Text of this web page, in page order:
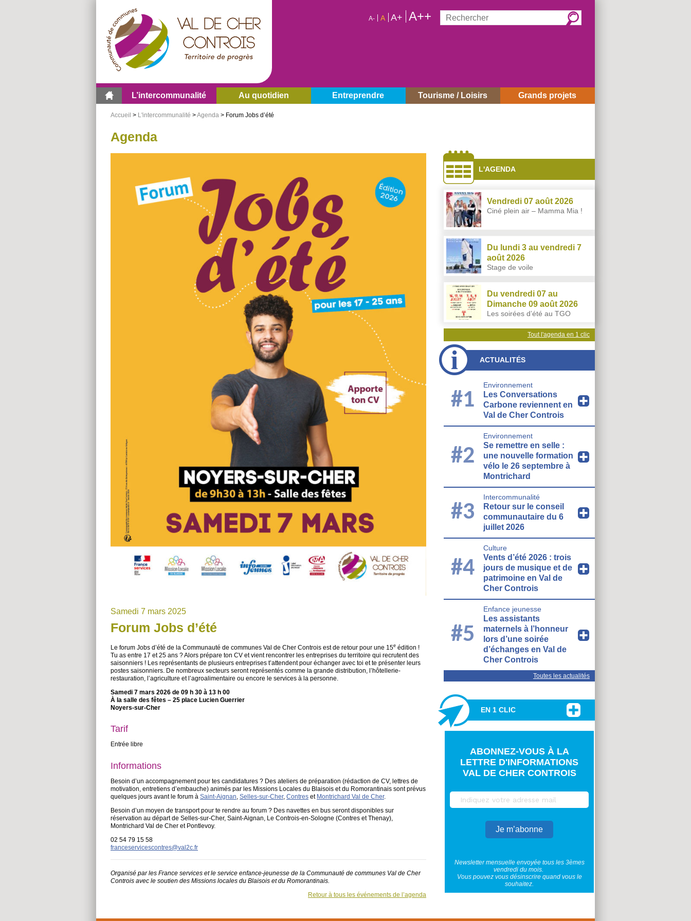
menu
contenu
recherche
Rechercher :
A- A A+ A++
L’intercommunalité Au quotidien Entreprendre Tourisme / Loisirs Grands projets
Accueil > L'intercommunalité >Agenda > Forum Jobs d’été
Agenda
Samedi 7 mars 2025
Forum Jobs d’été
Le forum Jobs d’été de la Communauté de communes Val de Cher Controis est de retour pour une 15e édition !
Tu as entre 17 et 25 ans ? Alors prépare ton CV et vient rencontrer les entreprises du territoire qui recrutent des
saisonniers ! Les représentants de plusieurs entreprises t’attendent pour échanger avec toi et te présenter leurs
postes saisonniers. De nombreux secteurs seront représentés comme la grande distribution, l’hôtellerie-
restauration, l’agriculture et l’agroalimentaire ou encore le services à la personne.
Samedi 7 mars 2026 de 09 h 30 à 13 h 00
À la salle des fêtes – 25 place Lucien Guerrier
Noyers-sur-Cher
Tarif
Entrée libre
Informations
Besoin d’un accompagnement pour tes candidatures ? Des ateliers de préparation (rédaction de CV, lettres de
motivation, entretiens d’embauche) animés par les Missions Locales du Blaisois et du Romorantinais sont prévus
quelques jours avant le forum à Saint-Aignan Selles-sur-Cher, Contres et Montrichard Val de Cher.
Besoin d’un moyen de transport pour te rendre au forum ? Des navettes en bus seront disponibles sur
réservation au départ de Selles-sur-Cher, Saint-Aignan, Le Controis-en-Sologne (Contres et Thenay),
Montrichard Val de Cher et Pontlevoy.
02 54 79 15 58
franceservicescontres@val2c.fr
Organisé par les France services et le service enfance-jeunesse de la Communauté de communes Val de Cher
Controis avec le soutien des Missions locales du Blaisois et du Romorantinais.
Retour à tous les événements de l’agenda
côtés
L'AGENDA
Vendredi 07 août 2026
Ciné plein air – Mamma Mia !
Du lundi 3 au vendredi 7
août 2026
Stage de voile
Du vendredi 07 au
Dimanche 09 août 2026
Les soirées d’été au TGO
Tout l'agenda en 1 clic
ACTUALITÉS
#1
Environnement
Les Conversations
Carbone reviennent en
Val de Cher Controis
#2
Environnement
Se remettre en selle :
une nouvelle formation
vélo le 26 septembre à
Montrichard
#3
Intercommunalité
Retour sur le conseil
communautaire du 6
juillet 2026
#4
Culture
Vents d’été 2026 : trois
jours de musique et de
patrimoine en Val de
Cher Controis
#5
Enfance jeunesse
Les assistants
maternels à l’honneur
lors d’une soirée
d’échanges en Val de
Cher Controis
Toutes les actualités
EN 1 CLIC
ABONNEZ-VOUS À LA
LETTRE D'INFORMATIONS
VAL DE CHER CONTROIS
Newsletter mensuelle envoyée tous les 3èmes
vendredi du mois.
Vous pouvez vous désinscrire quand vous le
souhaitez.